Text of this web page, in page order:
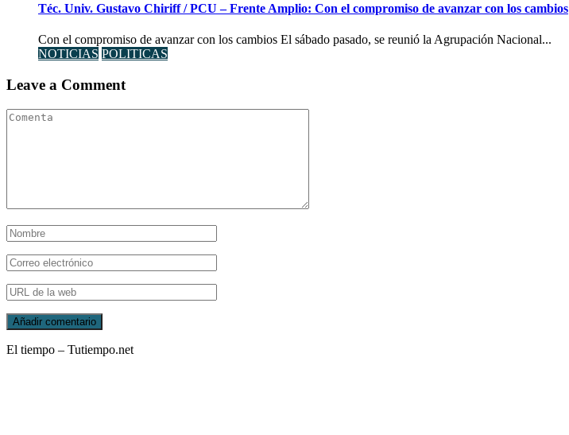
Téc. Univ. Gustavo Chiriff / PCU – Frente Amplio: Con el compromiso de avanzar con los cambios
Con el compromiso de avanzar con los cambios El sábado pasado, se reunió la Agrupación Nacional...
NOTICIAS POLITICAS
Leave a Comment
El tiempo – Tutiempo.net